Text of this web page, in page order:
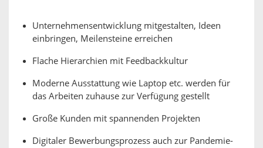
Unternehmensentwicklung mitgestalten, Ideen
einbringen, Meilensteine erreichen
Flache Hierarchien mit Feedbackkultur
Moderne Ausstattung wie Laptop etc. werden für
das Arbeiten zuhause zur Verfügung gestellt
Große Kunden mit spannenden Projekten
Digitaler Bewerbungsprozess auch zur Pandemie-